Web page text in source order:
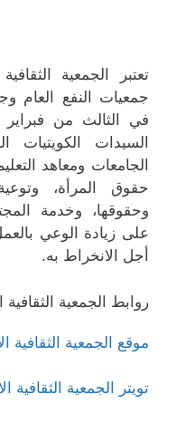
تعتبر الجمعية
جمعيات النفع
السيدات
الجامعات ومعاهد
حقوق المرأة، وتوعية
وحقوقها، وخدمة
على زيادة الوعي
أجل الانخراط به.
روابط الجمعية الثقافية
موقع الجمعية الثقافية
تويتر الجمعية الثقافية